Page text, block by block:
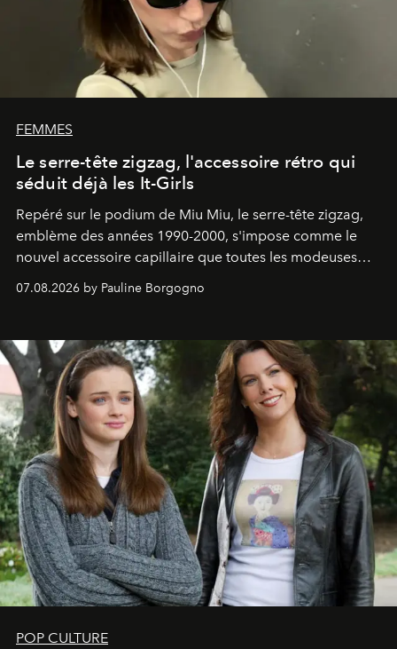
FEMMES
Le serre-tête zigzag, l'accessoire rétro qui
séduit déjà les It-Girls
Repéré sur le podium de Miu Miu, le serre-tête zigzag,
emblème des années 1990-2000, s'impose comme le
nouvel accessoire capillaire que toutes les modeuses
07.08.2026 by Pauline Borgogno
POP CULTURE